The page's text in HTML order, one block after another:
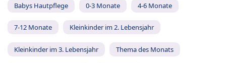
Babys Hautpflege 0-3 Monate 4-6 Monate
7-12 Monate Kleinkinder im 2. Lebensjahr
Kleinkinder im 3. Lebensjahr Thema des Monats